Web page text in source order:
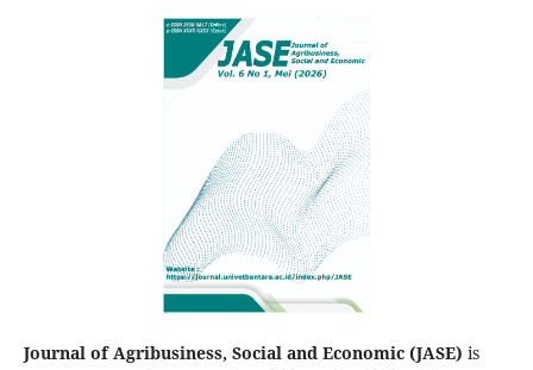
Journal of Agribusiness, Social and Economic (JASE) is